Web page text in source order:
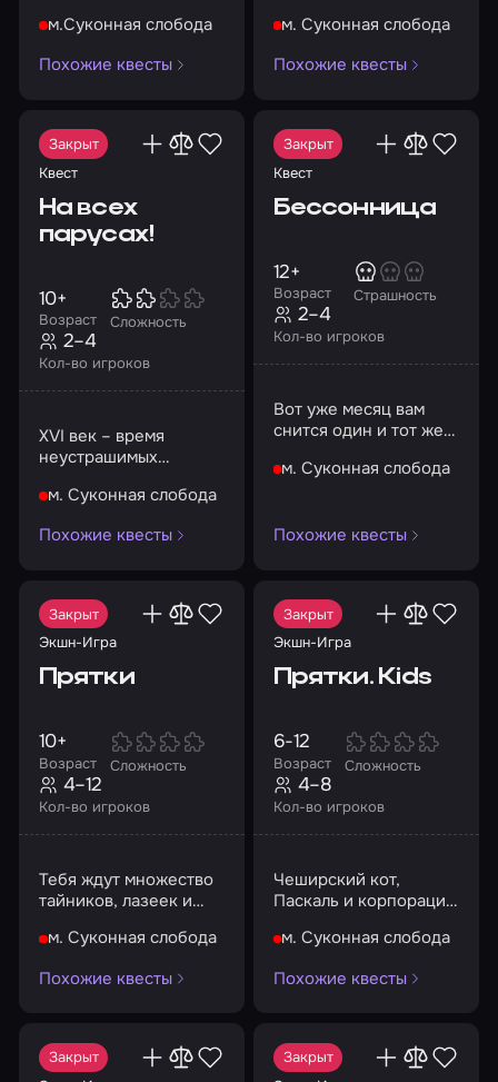
м.Суконная слобода
Похожие квесты
м. Суконная слобода
Похожие квесты
Закрыт
Квест
На всех
парусах!
Возраст
10+
Сложность
Кол-во игроков
2–4
XVI век – время
неустрашимых
приключений, таящих
опасностей
м. Суконная слобода
Похожие квесты
Закрыт
Квест
Бессонница
Возраст
12+
Страшность
Кол-во игроков
2–4
Вот уже месяц вам
снится один и тот же
которого вы
м. Суконная слобода
Похожие квесты
Закрыт
Экшн-Игра
Прятки
Возраст
10+
Сложность
Кол-во игроков
4–12
Тебя ждут множество
тайников, лазеек и
м. Суконная слобода
Похожие квесты
Закрыт
Экшн-Игра
Прятки. Kids
Возраст
6-12
Сложность
Кол-во игроков
4–8
Чеширский кот,
Паскаль и корпорация
м. Суконная слобода
Похожие квесты
Закрыт
Закрыт